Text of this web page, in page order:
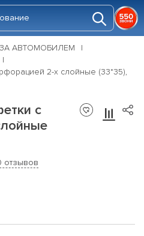
АВТОМОБИЛЕМ
2-х слойные (33*35),
с
отзывов